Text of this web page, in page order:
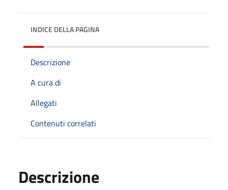
INDICE DELLA PAGINA
Descrizione
A cura di
Allegati
Contenuti correlati
Descrizione